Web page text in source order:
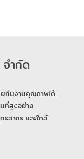
ำกัด
ยทีมงานคุณภาพได้
ที่สูงอย่าง
รสาคร และใกล้